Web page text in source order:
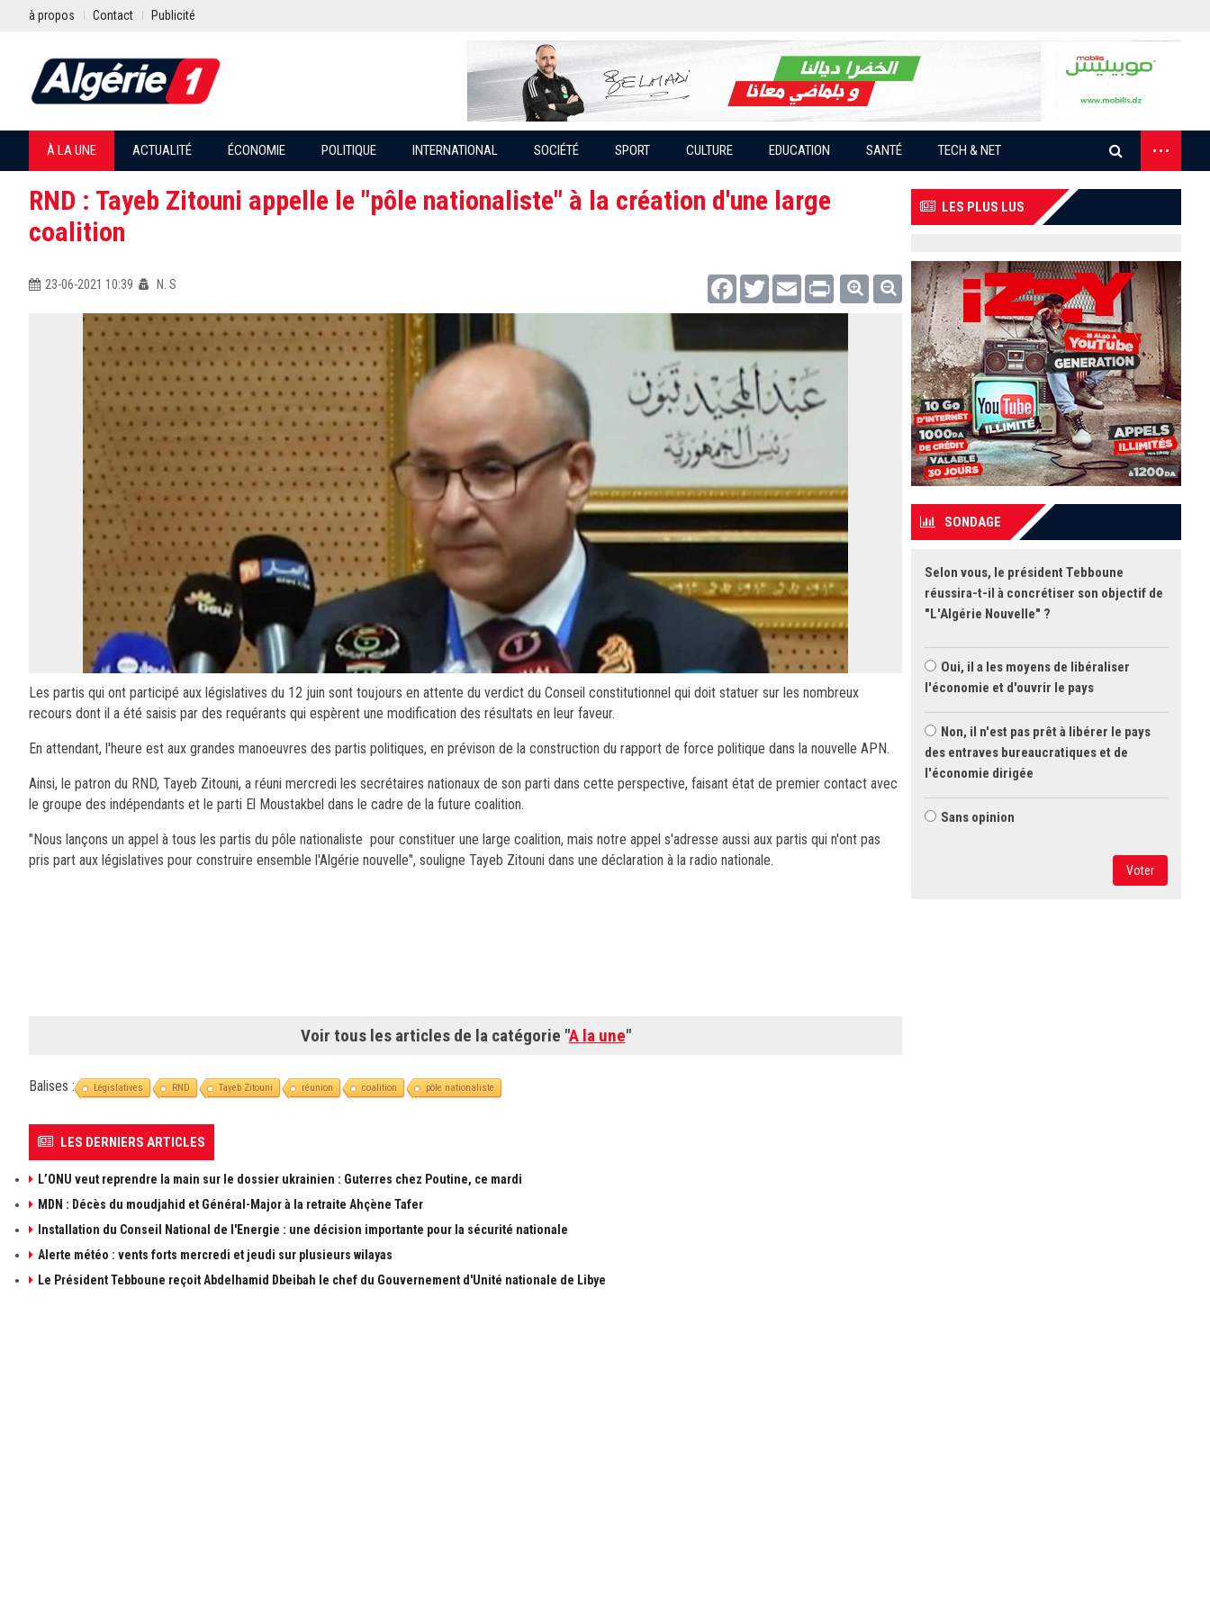
à propos Contact Publicité
À LA UNE ACTUALITÉ ÉCONOMIE POLITIQUE INTERNATIONAL SOCIÉTÉ SPORT CULTURE EDUCATION SANTÉ TECH & NET
...
RND : Tayeb Zitouni appelle le "pôle nationaliste" à la création d'une large
coalition
23-06-2021 10:39 N. S FacebookTwitter Email Print
Les partis qui ont participé aux législatives du 12 juin sont toujours en attente du verdict du Conseil constitutionnel qui doit statuer sur les nombreux
recours dont il a été saisis par des requérants qui espèrent une modification des résultats en leur faveur.
En attendant, l'heure est aux grandes manoeuvres des partis politiques, en prévison de la construction du rapport de force politique dans la nouvelle APN.
Ainsi, le patron du RND, Tayeb Zitouni, a réuni mercredi les secrétaires nationaux de son parti dans cette perspective, faisant état de premier contact avec
le groupe des indépendants et le parti El Moustakbel dans le cadre de la future coalition.
"Nous lançons un appel à tous les partis du pôle nationaliste pour constituer une large coalition, mais notre appel s'adresse aussi aux partis qui n'ont pas
pris part aux législatives pour construire ensemble l'Algérie nouvelle", souligne Tayeb Zitouni dans une déclaration à la radio nationale.
Voir tous les articles de la catégorie "A la une"
Balises : Législatives RND Tayeb Zitouni réunion coalition pôle nationaliste
LES DERNIERS ARTICLES
L’ONU veut reprendre la main sur le dossier ukrainien : Guterres chez Poutine, ce mardi
MDN : Décès du moudjahid et Général-Major à la retraite Ahçène Tafer
Installation du Conseil National de l'Energie : une décision importante pour la sécurité nationale
Alerte météo : vents forts mercredi et jeudi sur plusieurs wilayas
Le Président Tebboune reçoit Abdelhamid Dbeibah le chef du Gouvernement d'Unité nationale de Libye
LES PLUS LUS
SONDAGE
Selon vous, le président Tebboune
réussira-t-il à concrétiser son objectif de
"L'Algérie Nouvelle" ?
Oui, il a les moyens de libéraliser
l'économie et d'ouvrir le pays
Non, il n'est pas prêt à libérer le pays
des entraves bureaucratiques et de
l'économie dirigée
Sans opinion
Voter